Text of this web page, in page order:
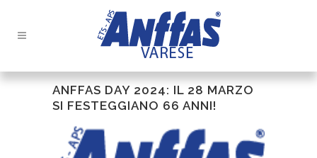
ANFFAS DAY 2024: IL 28 MARZO
SI FESTEGGIANO 66 ANNI!